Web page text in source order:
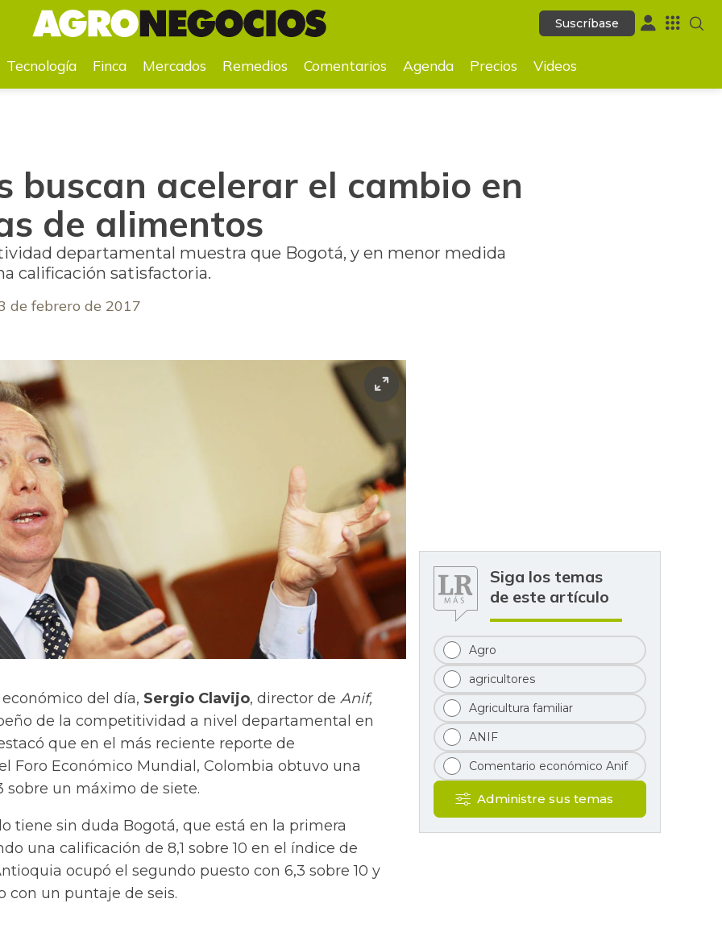
Suscríbase
de alimentos
Suscríbase
Tecnología Finca Mercados Remedios Comentarios Agenda Precios Videos
buscan acelerar el cambio en
de alimentos
departamental muestra que Bogotá, y en menor medida
calificación satisfactoria.
de febrero de 2017
del día, Sergio Clavijo, director de Anif,
de la competitividad a nivel departamental en
que en el más reciente reporte de
Foro Económico Mundial, Colombia obtuvo una
sobre un máximo de siete.
tiene sin duda Bogotá, que está en la primera
una calificación de 8,1 sobre 10 en el índice de
ocupó el segundo puesto con 6,3 sobre 10 y
con un puntaje de seis.
Siga los temas
de este artículo
Agro
agricultores
Agricultura familiar
ANIF
Comentario económico Anif
Administre sus temas